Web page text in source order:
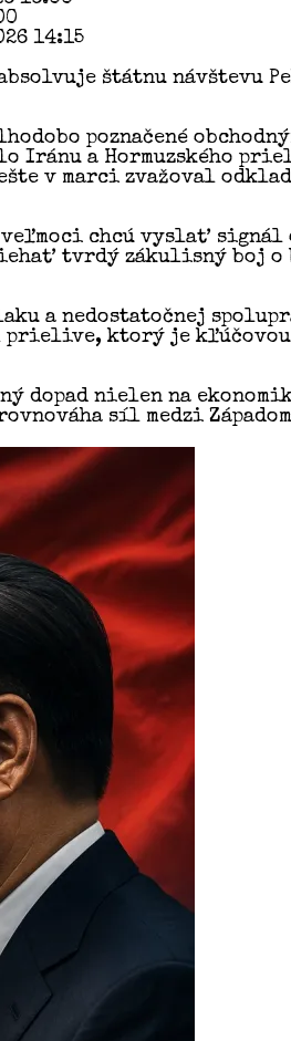
14:15
štátnu návštevu
poznačené
Iránu a Hormuzského
v marci zvažoval
chcú vyslať signál
tvrdý zákulisný boj o
a nedostatočnej
prielive, ktorý je
dopad nielen na
síl medzi Západom